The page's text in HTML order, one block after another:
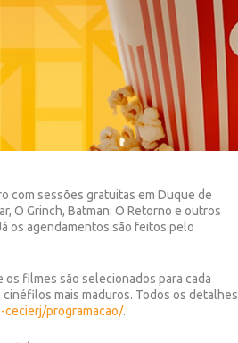
com sessões gratuitas em Duque de
,O Grinch,Batman: O Retorno e outros
os agendamentos são feitos pelo
os filmes são selecionados para cada
mais maduros. Todos os detalhes
programacao/.